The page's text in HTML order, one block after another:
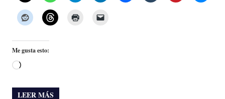
Me gusta esto:
Cargando...
LEER MÁS